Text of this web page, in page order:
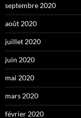
septembre 2020
août 2020
juillet 2020
juin 2020
mai 2020
mars 2020
février 2020